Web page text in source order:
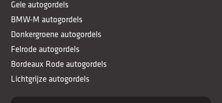
Gele autogordels
BMW-M autogordels
Donkergroene autogordels
Felrode autogordels
Bordeaux Rode autogordels
Lichtgrijze autogordels